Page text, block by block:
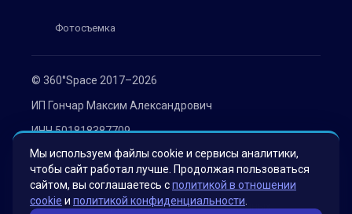
© 360°Space 2017–2026
ИП Гончар Максим Александрович
ИНН 501818387709
ОГРН 319508100030536
Политика конфиденциальности
Согласие на обработку персональных данных
Фотосъемка
Мы используем файлы cookie и сервисы аналитики,
чтобы сайт работал лучше. Продолжая пользоваться
сайтом, вы соглашаетесь сполитикой в отношении
cookie и политикой конфиденциальности